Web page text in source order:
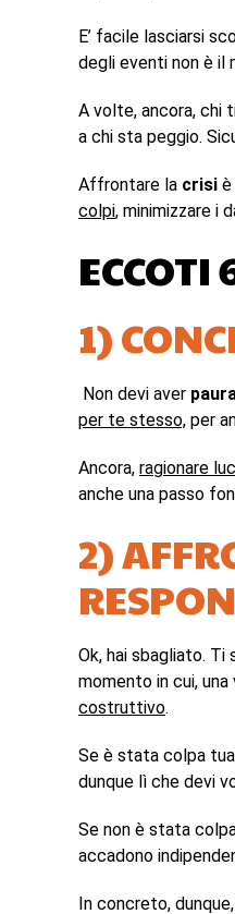
E’ facile lasciarsi
degli eventi non è
A volte, ancora, chi
a chi sta peggio.
Affrontare la crisi è
colpi, minimizzare i
ECCOTI
1)
Non devi aver
per te stesso, per
Ancora, ragionare
anche una passo
2)
Ok, hai sbagliato. Ti
momento in cui,
costruttivo.
Se è stata colpa
dunque lì che devi
Se non è stata
accadono
In concreto,